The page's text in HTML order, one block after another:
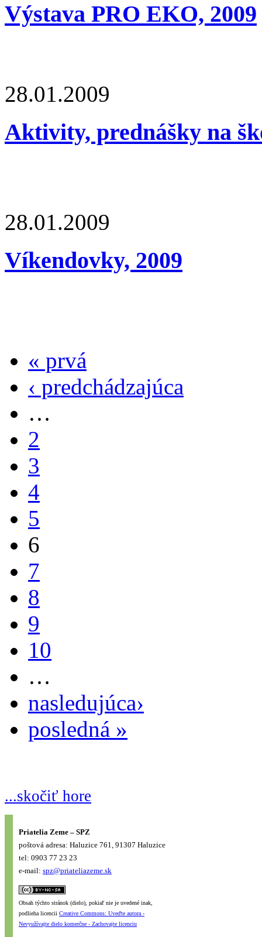
Výstava PRO EKO, 2009
28.01.2009
Aktivity, prednášky na
28.01.2009
Víkendovky, 2009
« prvá
‹ predchádzajúca
…
2
3
4
5
6
7
8
9
10
…
nasledujúca›
posledná »
...skočiť hore
Priatelia Zeme – SPZ
poštová adresa: Haluzice 761, 91307 Haluzice
tel: 0903 77 23 23
e-mail: spz@priateliazeme.sk
Obsah týchto stránok (dielo), pokiaľ nie je uvedené inak,
podlieha licencii Creative Commons: Uveďte autora -
Nevyužívajte dielo komerčne - Zachovajte licenciu